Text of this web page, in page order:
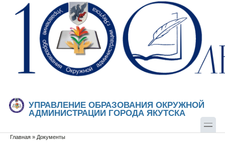
Перейти к основному содержанию
Skip to search
УПРАВЛЕНИЕ ОБРАЗОВАНИЯ ОКРУЖНОЙ
АДМИНИСТРАЦИИ ГОРОДА ЯКУТСКА
Вы здесь
Главная » Документы